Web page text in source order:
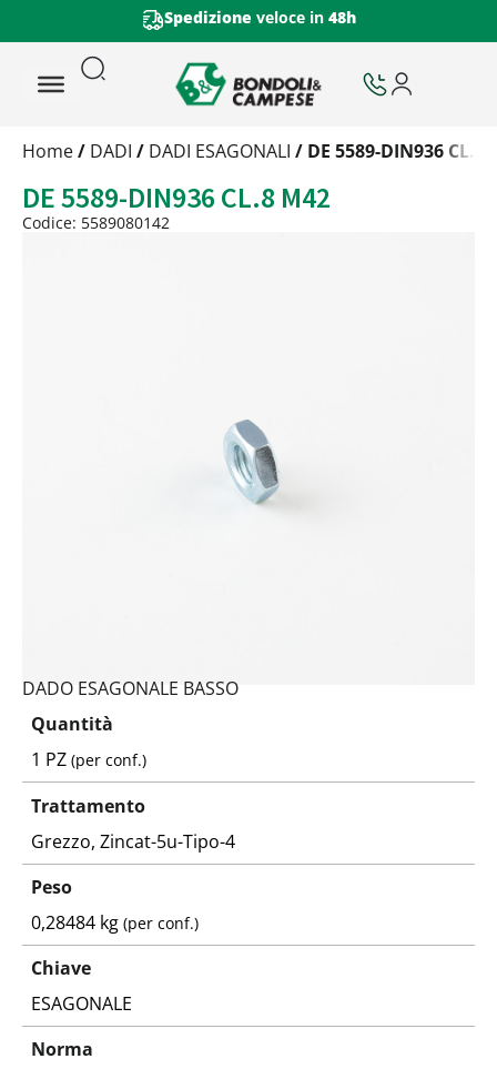
Spedizione veloce in 48h
Trattamento
Peso
Quantità
Home/ DADI / DADI ESAGONALI / DE 5589-DIN936 CL.8
DE 5589-DIN936 CL.8 M42
Codice: 5589080142
DADO ESAGONALE BASSO
Quantità
1 PZ(per conf.)
Trattamento
Grezzo, Zincat-5u-Tipo-4
Peso
0,28484 kg(per conf.)
Chiave
ESAGONALE
Norma